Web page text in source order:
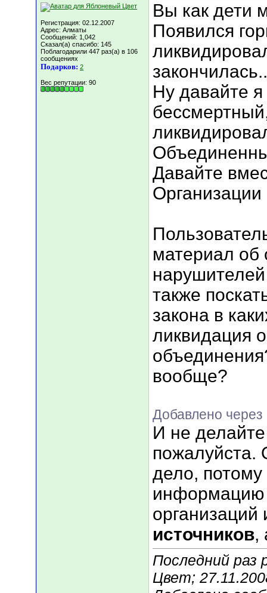
Регистрация: 02.12.2007
Адрес: Алматы
Сообщений: 1,042
Сказал(а) спасибо: 145
Поблагодарили 447 раз(а) в 106
сообщениях
Подарков: 2
Вес репутации: 90
Вы как дети
Появился
Ну давайте
Давайте
материал об
также
закона в
ликвидация
вообще?
Добавлено
И не
пожалуйста.
дело,
информацию
организаций
источников,
Последний раз
Цвет;